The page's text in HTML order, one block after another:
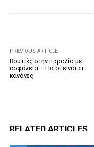
PREVIOUS ARTICLE
Βουτιές στην παραλία με
ασφάλεια – Ποιοι είναι οι
κανόνες
RELATED ARTICLES